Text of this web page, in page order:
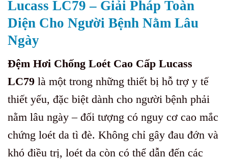
Lucass LC79 – Giải Pháp Toàn
Diện Cho Người Bệnh Nằm Lâu
Ngày
Đệm Hơi Chống Loét Cao Cấp Lucass
LC79 là một trong những thiết bị hỗ trợ y tế
thiết yếu, đặc biệt dành cho người bệnh phải
nằm lâu ngày – đối tượng có nguy cơ cao mắc
chứng loét da tì đè. Không chỉ gây đau đớn và
khó điều trị, loét da còn có thể dẫn đến các